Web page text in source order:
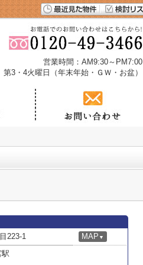
営業時間：AM9:30～PM7:00
3・4火曜日（年末年始・ＧＷ・お盆）
223-1 MAP ▼